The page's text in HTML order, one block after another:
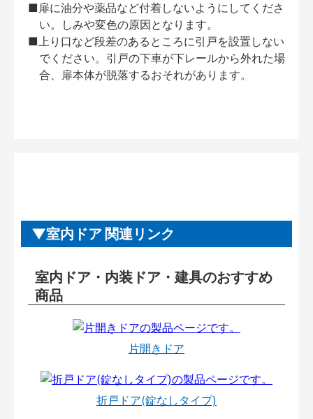
■扉に油分や薬品など付着しないようにしてくださ
い。しみや変色の原因となります。
■上り口など段差のあるところに引戸を設置しない
でください。引戸の下車が下レールから外れた場
合、扉本体が脱落するおそれがあります。
室内ドア 関連リンク
室内ドア・内装ドア・建具のおすすめ
商品
片開きドア
折戸ドア(錠なしタイプ)